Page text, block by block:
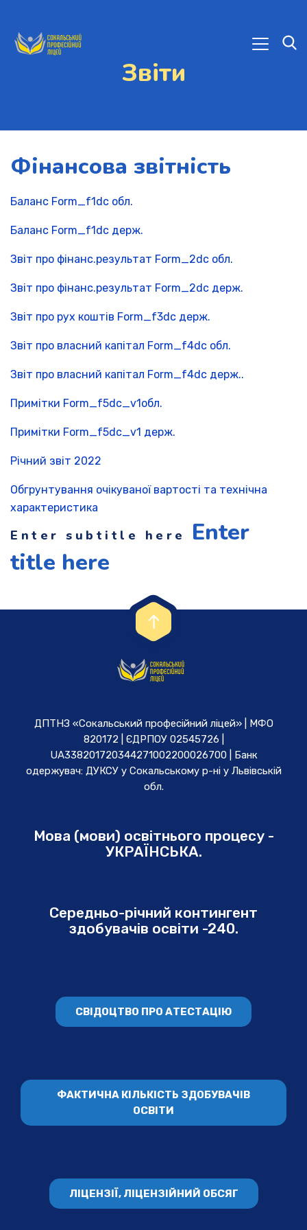
Звіти
Фінансова звітність
Баланс Form_f1dc обл.
Баланс Form_f1dc держ.
Звіт про фінанс.результат Form_2dc обл.
Звіт про фінанс.результат Form_2dc держ.
Звіт про рух коштів Form_f3dc держ.
Звіт про власний капітал Form_f4dc обл.
Звіт про власний капітал Form_f4dc держ..
Примітки Form_f5dc_v1обл.
Примітки Form_f5dc_v1 держ.
Річний звіт 2022
Обгрунтування очікуваної вартості та технічна
характеристика
Enter subtitle here
Enter
title here
ДПТНЗ «Сокальський професійний ліцей» | МФО
820172 | ЄДРПОУ 02545726 |
UA338201720344271002200026700 | Банк
одержувач: ДУКСУ у Cокальському р-ні у Львівській
обл.
Мова (мови) освітнього процесу -
УКРАЇНСЬКА.
Середньо-річний контингент
здобувачів освіти -240.
СВІДОЦТВО ПРО АТЕСТАЦІЮ
ФАКТИЧНА КІЛЬКІСТЬ ЗДОБУВАЧІВ
ОСВІТИ
ЛІЦЕНЗІЇ, ЛІЦЕНЗІЙНИЙ ОБСЯГ